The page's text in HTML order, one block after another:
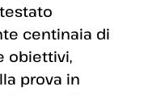
centinaia di
obiettivi,
prova in